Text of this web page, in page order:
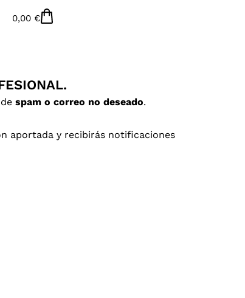
0,00 €Carrito
spam o correo no deseado.
aportada y recibirás notificaciones